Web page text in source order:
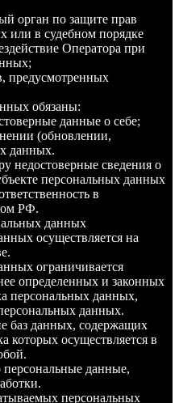
орган по защите прав
или в судебном порядке
Оператора при
предусмотренных
обязаны:
данные о себе;
(обновлении,
данных.
недостоверные сведения о
персональных данных
в
РФ.
данных
осуществляется на
ограничивается
определенных и законных
персональных данных,
данных.
баз данных, содержащих
которых осуществляется в
персональные данные,
персональных